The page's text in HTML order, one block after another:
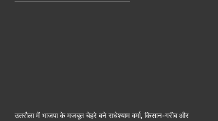
उतरौला में भाजपा के मजबूत चेहरे बने राधेश्याम वर्मा, किसान-गरीब और